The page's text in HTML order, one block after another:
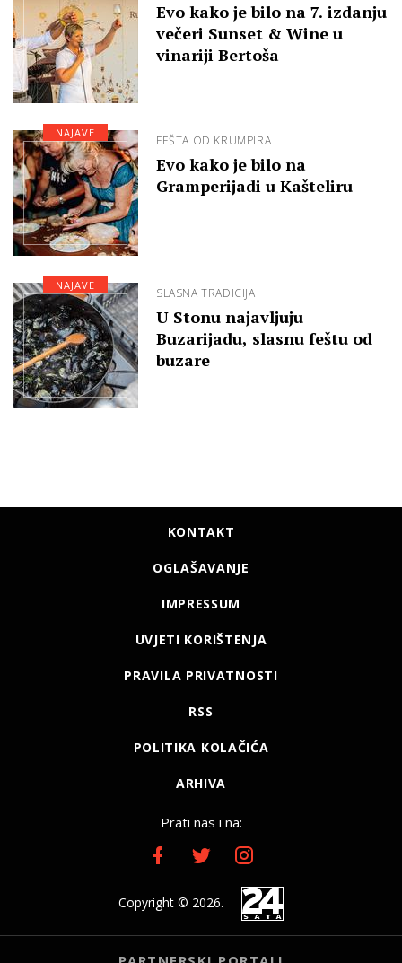
Evo kako je bilo na 7. izdanju
večeri Sunset & Wine u
vinariji Bertoša
FEŠTA OD KRUMPIRA
Evo kako je bilo na
Gramperijadi u Kašteliru
NAJAVE
SLASNA TRADICIJA
U Stonu najavljuju
Buzarijadu, slasnu feštu od
buzare
NAJAVE
KONTAKT
OGLAŠAVANJE
IMPRESSUM
UVJETI KORIŠTENJA
PRAVILA PRIVATNOSTI
RSS
POLITIKA KOLAČIĆA
ARHIVA
Prati nas i na:
Copyright © 2026.